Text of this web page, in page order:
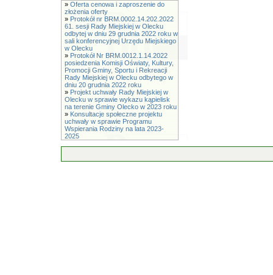
» Oferta cenowa i zaproszenie do
złożenia oferty
» Protokół nr BRM.0002.14.202.2022
61. sesji Rady Miejskiej w Olecku
odbytej w dniu 29 grudnia 2022 roku w
sali konferencyjnej Urzędu Miejskiego
w Olecku
» Protokół Nr BRM.0012.1.14.2022
posiedzenia Komisji Oświaty, Kultury,
Promocji Gminy, Sportu i Rekreacji
Rady Miejskiej w Olecku odbytego w
dniu 20 grudnia 2022 roku
» Projekt uchwały Rady Miejskiej w
Olecku w sprawie wykazu kąpielisk
na terenie Gminy Olecko w 2023 roku
» Konsultacje społeczne projektu
uchwały w sprawie Programu
Wspierania Rodziny na lata 2023-
2025